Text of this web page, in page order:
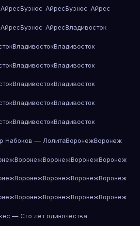
Буэнос-АйресБуэнос-Айрес
Буэнос-АйресВладивосток
ВладивостокВладивосток
ВладивостокВладивосток
ВладивостокВладивосток
ВладивостокВладивосток
ВладивостокВладивосток
Набоков — ЛолитаВоронежВоронеж
ВоронежВоронежВоронежВоронеж
ВоронежВоронежВоронежВоронеж
ВоронежВоронежВоронежВоронеж
— Сто лет одиночества